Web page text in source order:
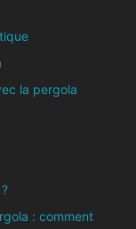
la pergola
: comment